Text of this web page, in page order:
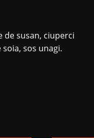
de susan, ciuperci
sos unagi.